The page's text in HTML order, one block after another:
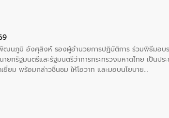
นภูมิ อังศุสิงห์ รองผู้อำนวยการปฏิบัติการ ร่วมพิธีมอบ
รัฐมนตรีและรัฐมนตรีว่าการกระทรวงมหาดไทย เป็นปร
ยม พร้อมกล่าวชื่นชม ให้โอวาท และมอบนโยบาย